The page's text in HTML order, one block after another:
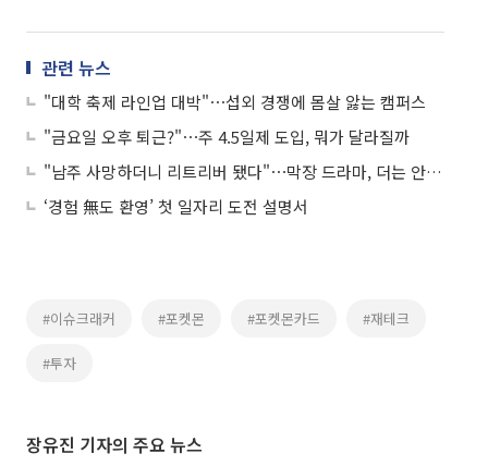
관련 뉴스
"대학 축제 라인업 대박"⋯섭외 경쟁에 몸살 앓는 캠퍼스
"금요일 오후 퇴근?"⋯주 4.5일제 도입, 뭐가 달라질까
"남주 사망하더니 리트리버 됐다"⋯막장 드라마, 더는 안 먹히나요?
‘경험 無도 환영’ 첫 일자리 도전 설명서
#이슈크래커 #포켓몬 #포켓몬카드 #재테크
#투자
장유진 기자의 주요 뉴스